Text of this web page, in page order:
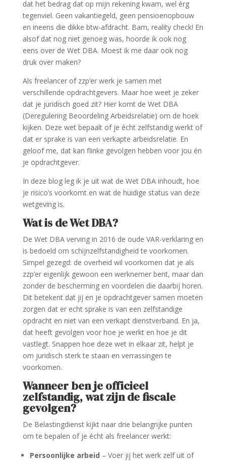
dat het bedrag dat op mijn rekening kwam, wel érg
tegenviel. Geen vakantiegeld, geen pensioenopbouw
en ineens die dikke btw-afdracht. Bam, reality check! En
alsof dat nog niet genoeg was, hoorde ik ook nog
eens over de Wet DBA. Moest ik me daar ook nog
druk over maken?
Als freelancer of zzp’er werk je samen met
verschillende opdrachtgevers. Maar hoe weet je zeker
dat je juridisch goed zit? Hier komt de Wet DBA
(Deregulering Beoordeling Arbeidsrelatie) om de hoek
kijken. Deze wet bepaalt of je écht zelfstandig werkt of
dat er sprake is van een verkapte arbeidsrelatie. En
geloof me, dat kan flinke gevolgen hebben voor jou én
je opdrachtgever.
In deze blog leg ik je uit wat de Wet DBA inhoudt, hoe
je risico’s voorkomt en wat de huidige status van deze
wetgeving is.
Wat is de Wet DBA?
De Wet DBA verving in 2016 de oude VAR-verklaring en
is bedoeld om schijnzelfstandigheid te voorkomen.
Simpel gezegd: de overheid wil voorkomen dat je als
zzp’er eigenlijk gewoon een werknemer bent, maar dan
zonder de bescherming en voordelen die daarbij horen.
Dit betekent dat jij en je opdrachtgever samen moeten
zorgen dat er echt sprake is van een zelfstandige
opdracht en niet van een verkapt dienstverband. En ja,
dat heeft gevolgen voor hoe je werkt en hoe je dit
vastlegt. Snappen hoe deze wet in elkaar zit, helpt je
om juridisch sterk te staan en verrassingen te
voorkomen.
Wanneer ben je officieel
zelfstandig, wat zijn de fiscale
gevolgen?
De Belastingdienst kijkt naar drie belangrijke punten
om te bepalen of je écht als freelancer werkt:
Persoonlijke arbeid – Voer jij het werk zelf uit of